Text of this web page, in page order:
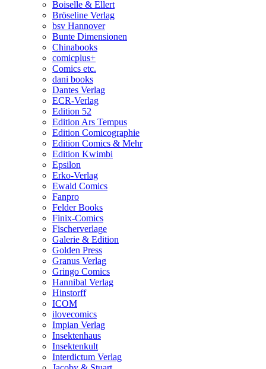
Boiselle & Ellert
Bröseline Verlag
bsv Hannover
Bunte Dimensionen
Chinabooks
comicplus+
Comics etc.
dani books
Dantes Verlag
ECR-Verlag
Edition 52
Edition Ars Tempus
Edition Comicographie
Edition Comics & Mehr
Edition Kwimbi
Epsilon
Erko-Verlag
Ewald Comics
Fanpro
Felder Books
Finix-Comics
Fischerverlage
Galerie & Edition
Golden Press
Granus Verlag
Gringo Comics
Hannibal Verlag
Hinstorff
ICOM
ilovecomics
Impian Verlag
Insektenhaus
Insektenkult
Interdictum Verlag